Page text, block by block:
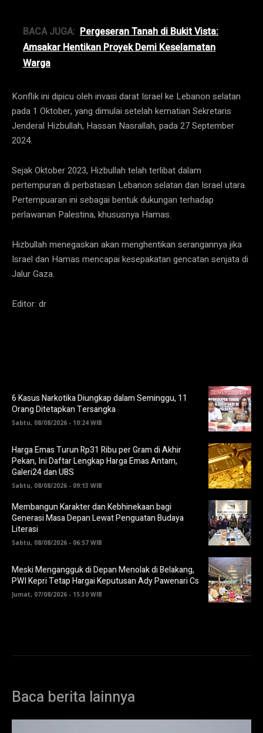
BACA JUGA: Pergeseran Tanah di Bukit Vista:
Amsakar Hentikan Proyek Demi Keselamatan
Warga
Konflik ini dipicu oleh invasi darat Israel ke Lebanon selatan
pada 1 Oktober, yang dimulai setelah kematian Sekretaris
Jenderal Hizbullah, Hassan Nasrallah, pada 27 September
2024.
Sejak Oktober 2023, Hizbullah telah terlibat dalam
pertempuran di perbatasan Lebanon selatan dan Israel utara.
Pertempuaran ini sebagai bentuk dukungan terhadap
perlawanan Palestina, khususnya Hamas.
Hizbullah menegaskan akan menghentikan serangannya jika
Israel dan Hamas mencapai kesepakatan gencatan senjata di
Jalur Gaza.
Editor: dr
6 Kasus Narkotika Diungkap dalam Seminggu, 11
Orang Ditetapkan Tersangka
Sabtu, 08/08/2026 - 10:24 WIB
Harga Emas Turun Rp31 Ribu per Gram di Akhir
Pekan, Ini Daftar Lengkap Harga Emas Antam,
Galeri24 dan UBS
Sabtu, 08/08/2026 - 09:13 WIB
Membangun Karakter dan Kebhinekaan bagi
Generasi Masa Depan Lewat Penguatan Budaya
Literasi
Sabtu, 08/08/2026 - 06:57 WIB
Meski Mengangguk di Depan Menolak di Belakang,
PWI Kepri Tetap Hargai Keputusan Ady Pawenari Cs
Jumat, 07/08/2026 - 15:30 WIB
Baca berita lainnya